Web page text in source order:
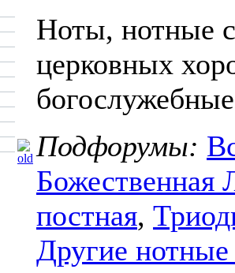
Ноты, нотные
церковных
Подфорумы:
Божественная
постная,
Другие